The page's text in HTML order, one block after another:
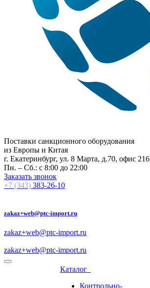
Поставки санкционного оборудования
из Европы и Китая
г. Екатеринбург, ул. 8 Марта, д.70, офис 216
Пн. – Сб.: с 8:00 до 22:00
Заказать звонок
+7 (343) 383-26-10
zakaz+web@ptc-import.ru
zakaz+web@ptc-import.ru
zakaz+web@ptc-import.ru
Каталог
Контрольно-